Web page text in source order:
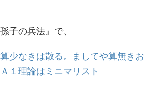
子の兵法』で、
少なきは散る。ましてや算無きお
１理論はミニマリスト